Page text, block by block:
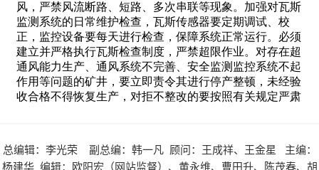
总编辑：李光荣 副总编：韩一凡 顾问：王成祥、王金星 主编：
杨建华 编辑：欧阳宏（网站监督）、黄永维、曹田升、陈茂春、胡